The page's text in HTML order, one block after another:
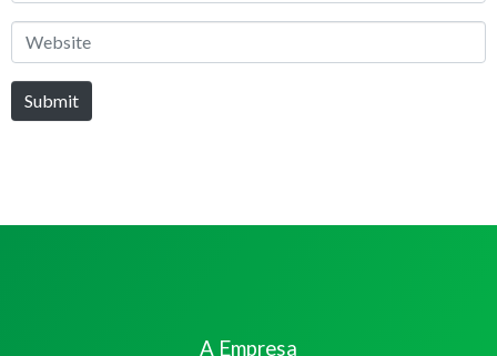
Website
Submit
A Empresa